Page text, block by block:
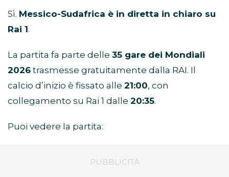
Sì. Messico-Sudafrica è in diretta in chiaro su
Rai 1.
La partita fa parte delle 35 gare dei Mondiali
2026 trasmesse gratuitamente dalla RAI. Il
calcio d’inizio è fissato alle 21:00, con
collegamento su Rai 1 dalle 20:35.
Puoi vedere la partita: